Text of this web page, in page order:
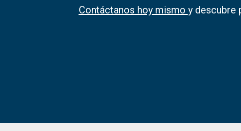
Contáctanos hoy mismo y descubre